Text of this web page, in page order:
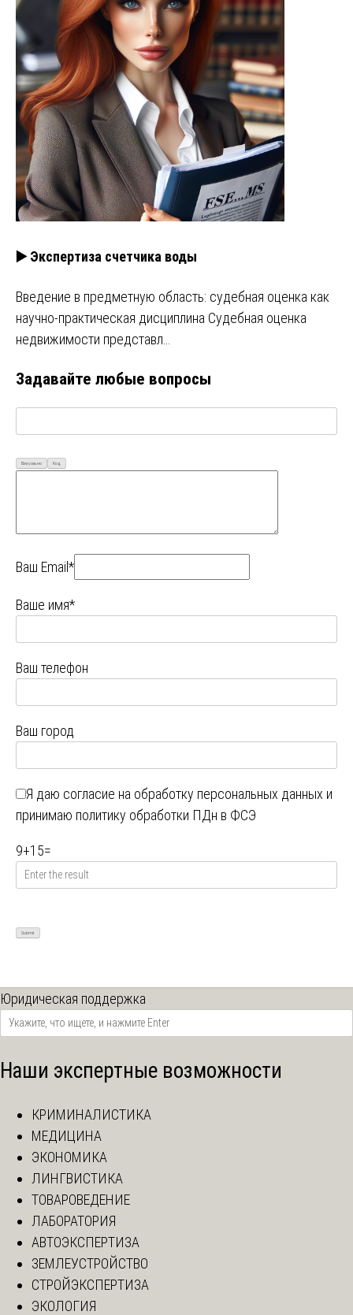
▶️ Экспертиза счетчика воды
Введение в предметную область: судебная оценка как
научно-практическая дисциплина Судебная оценка
недвижимости представл…
Задавайте любые вопросы
Визуально Код
Ваш Email*
Ваше имя*
Ваш телефон
Ваш город
Я даю согласие на обработку персональных данных и
принимаю политику обработки ПДн в ФСЭ
9+15=
Юридическая поддержка
Наши экспертные возможности
КРИМИНАЛИСТИКА
МЕДИЦИНА
ЭКОНОМИКА
ЛИНГВИСТИКА
ТОВАРОВЕДЕНИЕ
ЛАБОРАТОРИЯ
АВТОЭКСПЕРТИЗА
ЗЕМЛЕУСТРОЙСТВО
СТРОЙЭКСПЕРТИЗА
ЭКОЛОГИЯ